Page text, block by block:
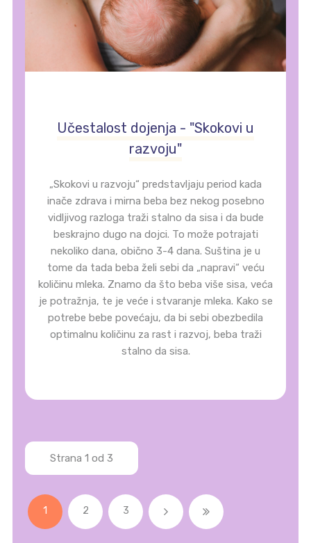
Učestalost dojenja - "Skokovi u
razvoju"
„Skokovi u razvoju“ predstavljaju period kada
inače zdrava i mirna beba bez nekog posebno
vidljivog razloga traži stalno da sisa i da bude
beskrajno dugo na dojci. To može potrajati
nekoliko dana, obično 3-4 dana. Suština je u
tome da tada beba želi sebi da „napravi“ veću
količinu mleka. Znamo da što beba više sisa, veća
je potražnja, te je veće i stvaranje mleka. Kako se
potrebe bebe povećaju, da bi sebi obezbedila
optimalnu količinu za rast i razvoj, beba traži
stalno da sisa.
Strana 1 od 3
1 2 3